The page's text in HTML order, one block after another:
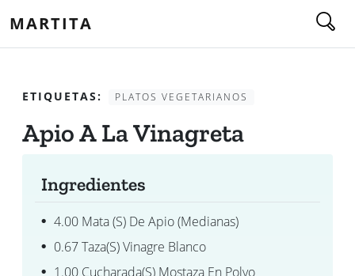
MARTITA
ETIQUETAS: PLATOS VEGETARIANOS
Apio A La Vinagreta
Ingredientes
4.00 Mata (s) De Apio (medianas)
0.67 Taza(s) Vinagre Blanco
1.00 Cucharada(s) Mostaza En Polvo